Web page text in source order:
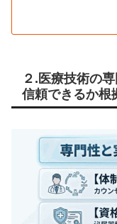
２.医療技術の
信頼できるか根